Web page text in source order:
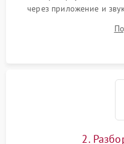
через приложение и
аккумулятора и
Оценка работы лидара,
2.